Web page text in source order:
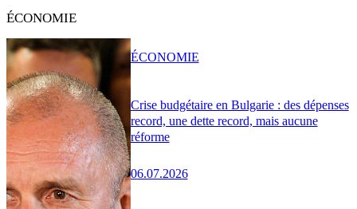
ÉCONOMIE
Crise budgétaire en Bulgarie : des dépenses
record, une dette record, mais aucune
réforme
06.07.2026
ÉCONOMIE